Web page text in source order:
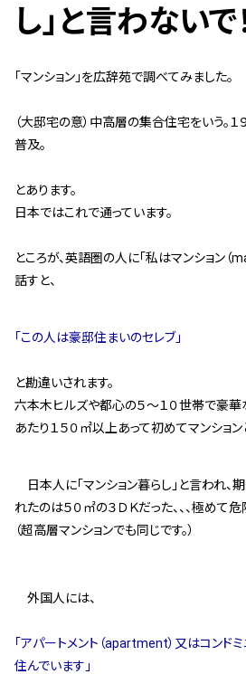
し」と言わないで
「マンション」を広辞苑で調べてみました。
（大邸宅の意）中高層の集合住宅をいう。
普及。
とあります。
日本ではこれで通っています。
ところが、英語圏の人に｢私はマンション（
話すと、
｢この人は豪邸住まいのセレブ｣
と勘違いされます。
六本木ヒルズや都心の５～１０世帯で豪華
あたり１５０㎡以上あって初めてマンション
日本人に｢マンション暮らし｣と言われ、
れたのは５０㎡の３ＤＫだった、、、極めて危
（超高層マンションでも同じです。）
外国人には、
｢アパートメント（apartment）又はコンド
住んでいます｣
メルのプロ理事長 »
管理契約見直しドクター »
長期修繕カウンセリングサービス »
会社案内
会社概要
代表挨拶 »
よくあるご質問
コラム